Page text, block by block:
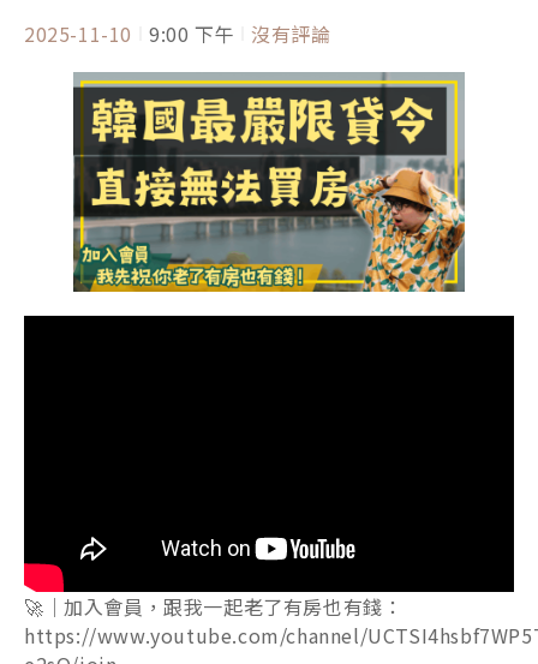
2025-11-10 9:00 下午 沒有評論
🚀｜加入會員，跟我一起老了有房也有錢：
https://www.youtube.com/channel/